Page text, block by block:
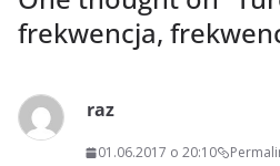
frekwencja,
raz
01.06.2017 o 20:10